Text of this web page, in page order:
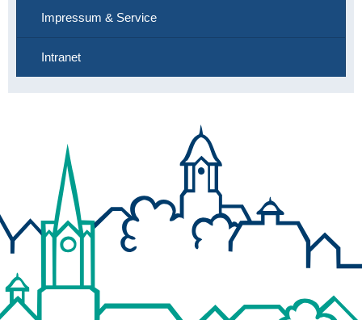
Impressum & Service
Intranet